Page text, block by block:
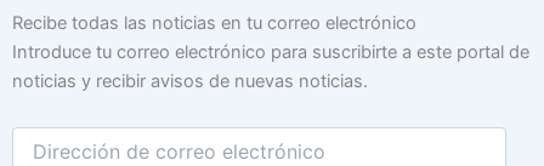
Recibe todas las noticias en tu correo electrónico
Introduce tu correo electrónico para suscribirte a este portal de
noticias y recibir avisos de nuevas noticias.
Dirección
de
electrónico